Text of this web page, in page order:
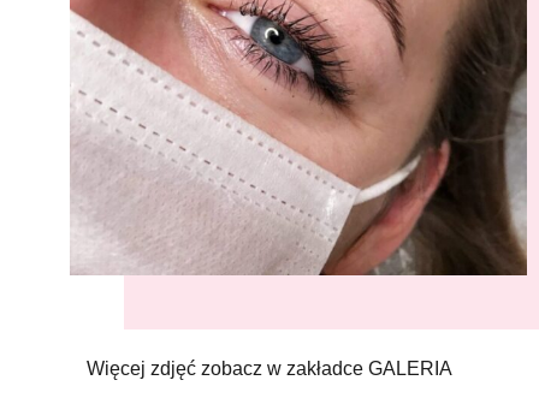
Więcej zdjęć zobacz w zakładce GALERIA